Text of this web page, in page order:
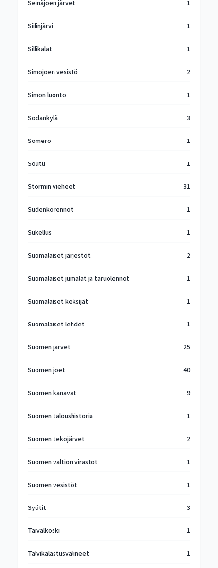
Seinäjoen järvet 1
Siilinjärvi 1
Sillikalat 1
Simojoen vesistö 2
Simon luonto 1
Sodankylä 3
Somero 1
Soutu 1
Stormin vieheet 31
Sudenkorennot 1
Sukellus 1
Suomalaiset järjestöt 2
Suomalaiset jumalat ja taruolennot 1
Suomalaiset keksijät 1
Suomalaiset lehdet 1
Suomen järvet 25
Suomen joet 40
Suomen kanavat 9
Suomen taloushistoria 1
Suomen tekojärvet 2
Suomen valtion virastot 1
Suomen vesistöt 1
Syötit 3
Taivalkoski 1
Talvikalastusvälineet 1